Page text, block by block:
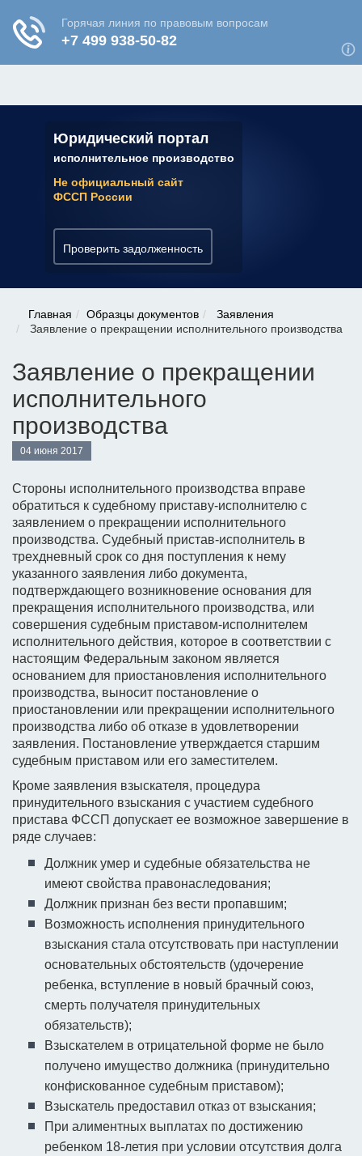
Юридический портал
исполнительное производство
Не официальный сайт
ФССП России
Проверить задолженность
✆ 7 (800) 350-22-64
Главная Образцы документов
Заявления
Заявление о прекращении исполнительного производства
Заявление о прекращении
исполнительного
производства
04 июня 2017
Стороны исполнительного производства вправе
обратиться к судебному приставу-исполнителю с
заявлением о прекращении исполнительного
производства. Судебный пристав-исполнитель в
трехдневный срок со дня поступления к нему
указанного заявления либо документа,
подтверждающего возникновение основания для
прекращения исполнительного производства, или
совершения судебным приставом-исполнителем
исполнительного действия, которое в соответствии с
настоящим Федеральным законом является
основанием для приостановления исполнительного
производства, выносит постановление о
приостановлении или прекращении исполнительного
производства либо об отказе в удовлетворении
заявления. Постановление утверждается старшим
судебным приставом или его заместителем.
Кроме заявления взыскателя, процедура
принудительного взыскания с участием судебного
пристава ФССП допускает ее возможное завершение в
ряде случаев:
Должник умер и судебные обязательства не
имеют свойства правонаследования;
Должник признан без вести пропавшим;
Возможность исполнения принудительного
взыскания стала отсутствовать при наступлении
основательных обстоятельств (удочерение
ребенка, вступление в новый брачный союз,
смерть получателя принудительных
обязательств);
Взыскателем в отрицательной форме не было
получено имущество должника (принудительно
конфискованное судебным приставом);
Взыскатель предоставил отказ от взыскания;
При алиментных выплатах по достижению
ребенком 18-летия при условии отсутствия долга